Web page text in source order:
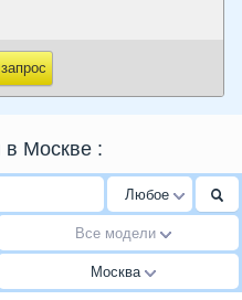
в Москве :
Любое
Все модели
Москва